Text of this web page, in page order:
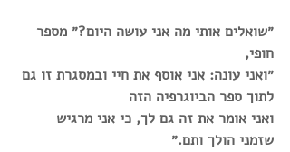
״שואלים אותי מה אני עושה היום?״ מספר
חופי,
״ואני עונה: אני אוסף את חיי ובמסגרת זו גם
לתוך ספר הביוגרפיה הזה
ואני אומר את זה גם לך, כי אני מרגיש
שזמני הולך ותם.״